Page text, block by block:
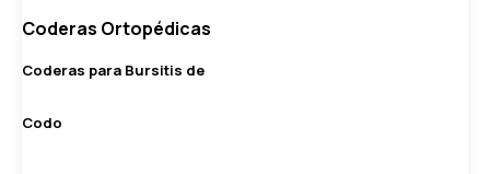
Coderas Ortopédicas
Coderas para Bursitis de
Codo